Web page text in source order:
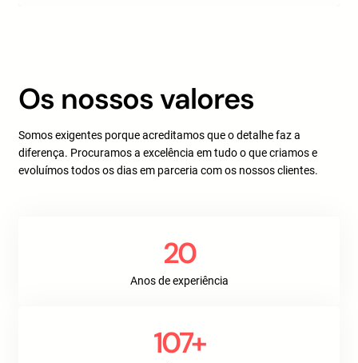
Os nossos valores
Somos exigentes porque acreditamos que o detalhe faz a
diferença. Procuramos a excelência em tudo o que criamos e
evoluímos todos os dias em parceria com os nossos clientes.
20
Anos de experiência
107+